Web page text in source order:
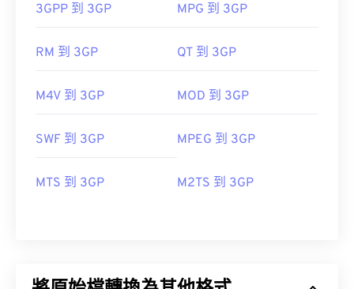
3GPP 到 3GP MPG 到 3GP
RM 到 3GP QT 到 3GP
M4V 到 3GP MOD 到 3GP
SWF 到 3GP MPEG 到 3GP
MTS 到 3GP M2TS 到 3GP